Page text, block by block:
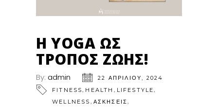
Η YOGA ΩΣ
ΤΡΟΠΟΣ ΖΩΗΣ!
By: admin
22 ΑΠΡΙΛΊΟΥ, 2024
FITNESS, HEALTH , LIFESTYLE,
WELLNESS , ΑΣΚΗΣΕΙΣ,